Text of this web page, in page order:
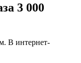
3 000
В интернет-